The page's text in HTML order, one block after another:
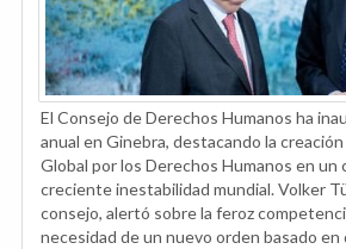
El Consejo de Derechos Humanos ha
anual en Ginebra, destacando la
Global por los Derechos Humanos en
creciente inestabilidad mundial. Volker
consejo, alertó sobre la feroz
necesidad de un nuevo orden basado en